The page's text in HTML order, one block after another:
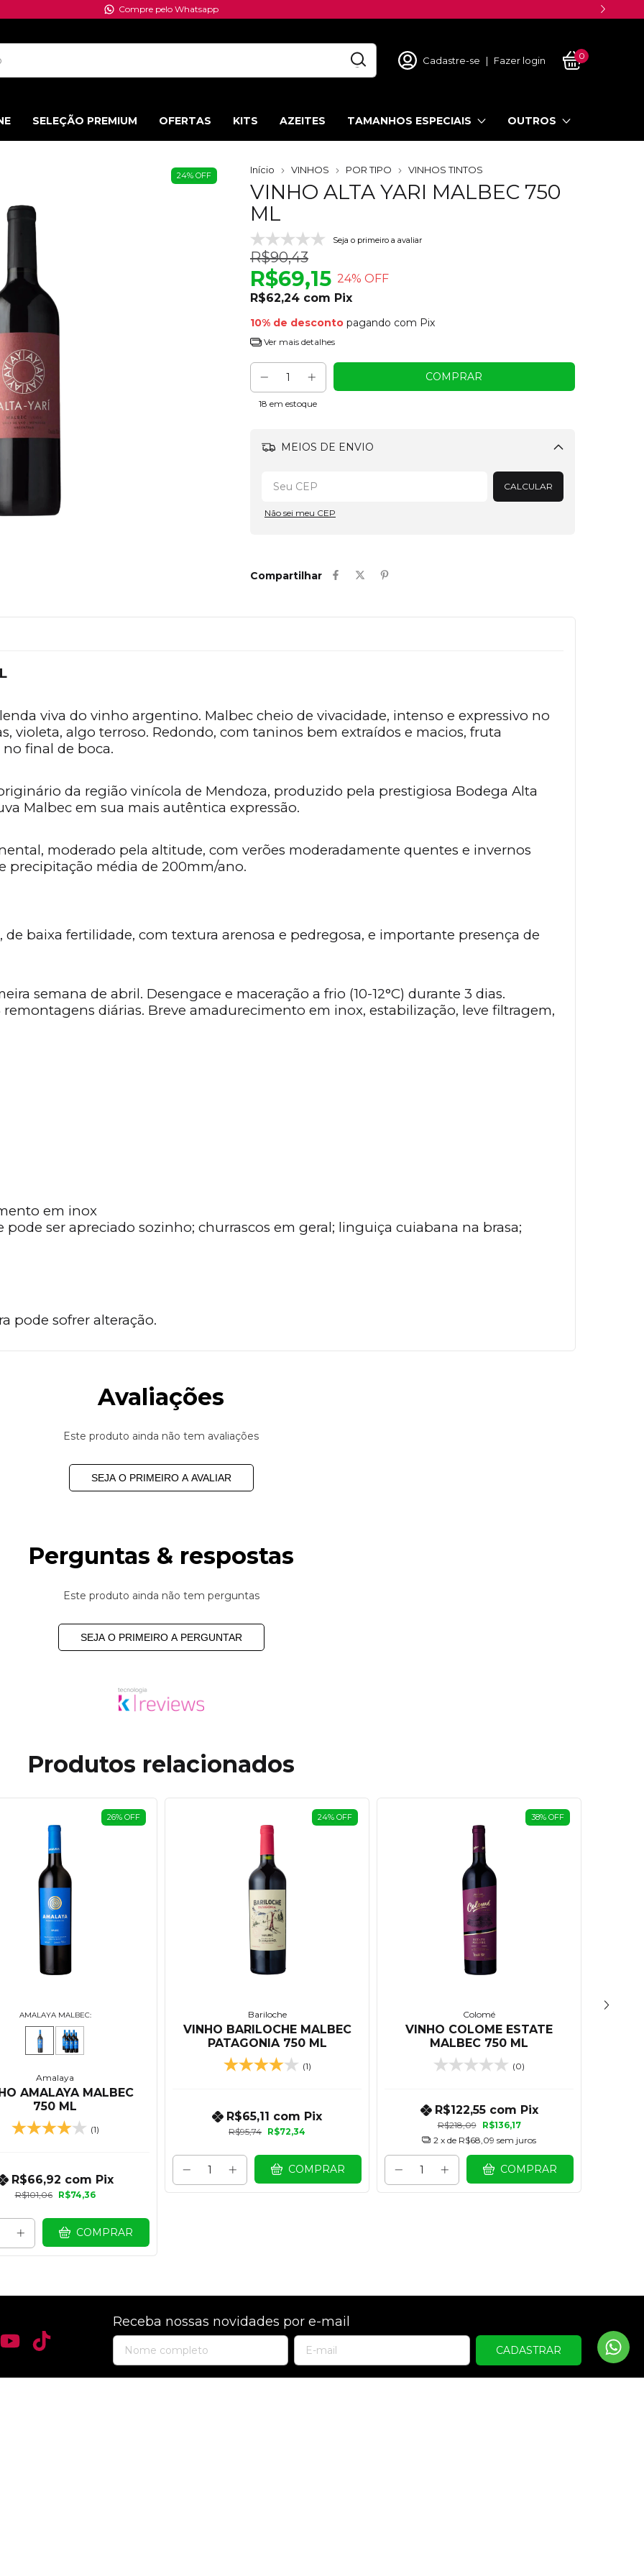
Desconto de 10% para pagamento via PIX
Cadastre-se | Fazer login 0
SELEÇÃO PREMIUM OFERTAS KITS AZEITES TAMANHOS ESPECIAIS OUTROS
24% OFF Início VINHOS POR TIPO VINHOS TINTOS
VINHO ALTA YARI MALBEC 750
ML
Seja o primeiro a avaliar
R$90,43
R$69,15 24% OFF
R$62,24 com Pix
10% de desconto pagando com Pix
Ver mais detalhes
18 em estoque
MEIOS DE ENVIO
Alterar CEP
CALCULAR
Não sei meu CEP
Compartilhar
viva do vinho argentino. Malbec cheio de vivacidade, intenso e expressivo no
violeta, algo terroso. Redondo, com taninos bem extraídos e macios, fruta
final de boca.
da região vinícola de Mendoza, produzido pela prestigiosa Bodega Alta
Malbec em sua mais autêntica expressão.
moderado pela altitude, com verões moderadamente quentes e invernos
precipitação média de 200mm/ano.
de baixa fertilidade, com textura arenosa e pedregosa, e importante presença de
semana de abril. Desengace e maceração a frio (10-12°C) durante 3 dias.
remontagens diárias. Breve amadurecimento em inox, estabilização, leve filtragem,
em inox
ser apreciado sozinho; churrascos em geral; linguiça cuiabana na brasa;
pode sofrer alteração.
Avaliações
Este produto ainda não tem avaliações
SEJA O PRIMEIRO A AVALIAR
Perguntas & respostas
Este produto ainda não tem perguntas
SEJA O PRIMEIRO A PERGUNTAR
Produtos relacionados
26% OFF
AMALAYA MALBEC:
Amalaya
AMALAYA MALBEC
750 ML
(1)
R$101,06 R$74,36
R$66,92 com Pix
COMPRAR
24% OFF
Bariloche
VINHO BARILOCHE MALBEC
PATAGONIA 750 ML
(1)
R$95,74 R$72,34
R$65,11 com Pix
COMPRAR
38% OFF
Colomé
VINHO COLOME ESTATE
MALBEC 750 ML
(0)
R$218,09 R$136,17
R$122,55 com Pix
2 x de R$68,09 sem juros
COMPRAR
Receba nossas novidades por e-mail